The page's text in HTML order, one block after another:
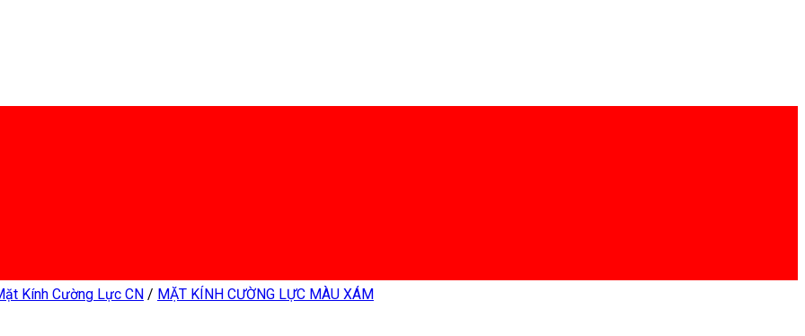
Kính Cường Lực CN / MẶT KÍNH CƯỜNG LỰC MÀU XÁM